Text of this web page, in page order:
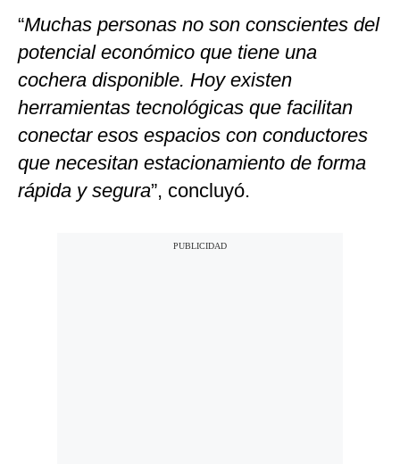
“Muchas personas no son conscientes del
potencial económico que tiene una
cochera disponible. Hoy existen
herramientas tecnológicas que facilitan
conectar esos espacios con conductores
que necesitan estacionamiento de forma
rápida y segura”, concluyó.